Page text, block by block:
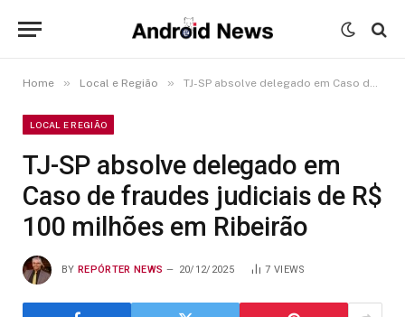
Home » Local e Região » TJ-SP absolve delegado em Caso de fraudes judiciais de R$ 100 milhões em Ribeirão
LOCAL E REGIÃO
TJ-SP absolve delegado em
Caso de fraudes judiciais de R$
100 milhões em Ribeirão
BY REPÓRTER NEWS 20/12/2025 7 VIEWS